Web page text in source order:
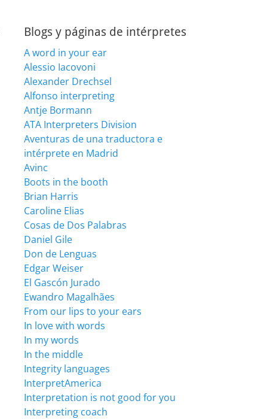
Blogs y páginas de intérpretes
A word in your ear
Alessio Iacovoni
Alexander Drechsel
Alfonso interpreting
Antje Bormann
ATA Interpreters Division
Aventuras de una traductora e
intérprete en Madrid
Avinc
Boots in the booth
Brian Harris
Caroline Elias
Cosas de Dos Palabras
Daniel Gile
Don de Lenguas
Edgar Weiser
El Gascón Jurado
Ewandro Magalhães
From our lips to your ears
In love with words
In my words
In the middle
Integrity languages
InterpretAmerica
Interpretation is not good for you
Interpreting coach